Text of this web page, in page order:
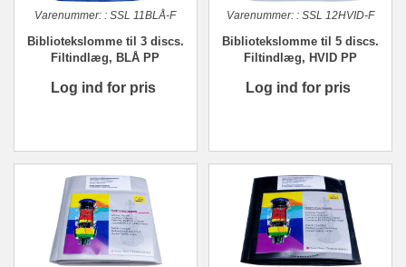
Varenummer: : SSL 11BLÅ-F
Bibliotekslomme til 3 discs.
Filtindlæg, BLÅ PP
Log ind for pris
Varenummer: : SSL 12HVID-F
Bibliotekslomme til 5 discs.
Filtindlæg, HVID PP
Log ind for pris